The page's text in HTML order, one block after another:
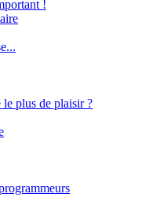
!
plus de plaisir ?